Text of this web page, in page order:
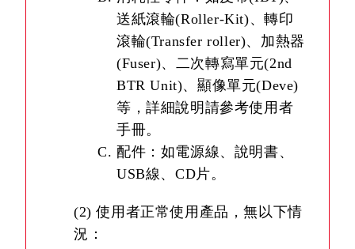
送紙滾輪(Roller-Kit)、轉印
滾輪(Transfer roller)、加熱器
(Fuser)、二次轉寫單元(2nd
BTR Unit)、顯像單元(Deve)
等，詳細說明請參考使用者
手冊。
配件：如電源線、說明書、
USB線、CD片。
(2) 使用者正常使用產品，無以下情
況：